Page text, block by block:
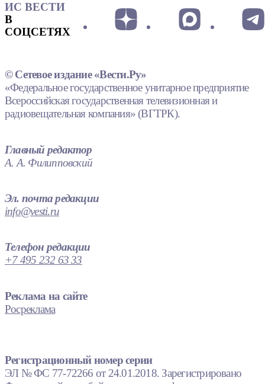
ИС ВЕСТИ
В
СОЦСЕТЯХ
© Сетевое издание «Вести.Ру»
«Федеральное государственное унитарное предприятие
Всероссийская государственная телевизионная и
радиовещательная компания» (ВГТРК).
Главный редактор
А. А. Филипповский
Эл. почта редакции
info@vesti.ru
Телефон редакции
+7 495 232 63 33
Реклама на сайте
Росреклама
Регистрационный номер серии
ЭЛ № ФС 77-72266 от 24.01.2018. Зарегистрировано